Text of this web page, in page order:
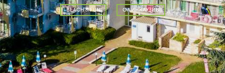
BEACH & FUN ОЛ ИНКЛУЗИВ